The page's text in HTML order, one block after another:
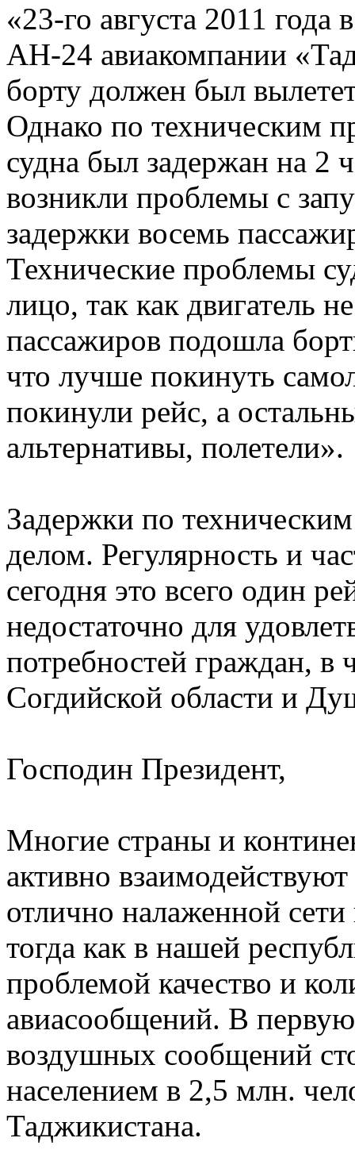
«23-го августа 2011
АН-24 авиакомпании
борту должен был
Однако по техническим
судна был задержан на 2
возникли проблемы с
задержки восемь
Технические проблемы
лицо, так как двигатель
пассажиров подошла
что лучше покинуть
покинули рейс, а
альтернативы, полетели».
Задержки по
делом. Регулярность и
сегодня это всего один
недостаточно для
потребностей граждан, в
Согдийской области и
Господин Президент,
Многие страны и
активно
отлично налаженной
тогда как в нашей
проблемой качество и
авиасообщений. В первую
воздушных сообщений
населением в 2,5 млн.
Таджикистана.